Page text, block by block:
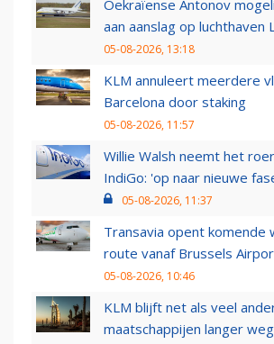
Oekraïense Antonov
aan aanslag op luchthaven
05-08-2026, 13:18
KLM annuleert meerdere
Barcelona door staking
05-08-2026, 11:57
Willie Walsh neemt het
IndiGo: 'op naar nieuwe
05-08-2026, 11:37
Transavia opent komende
route vanaf Brussels
05-08-2026, 10:46
KLM blijft net als veel
maatschappijen langer